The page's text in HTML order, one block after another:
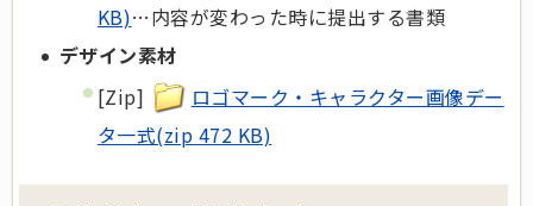
KB)…内容が変わった時に提出する書類
デザイン素材
[Zip]
ロゴマーク・キャラクター画像デー
タ一式(zip 472 KB)